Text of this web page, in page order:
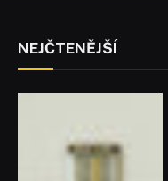
NEJČTENĚJŠÍ